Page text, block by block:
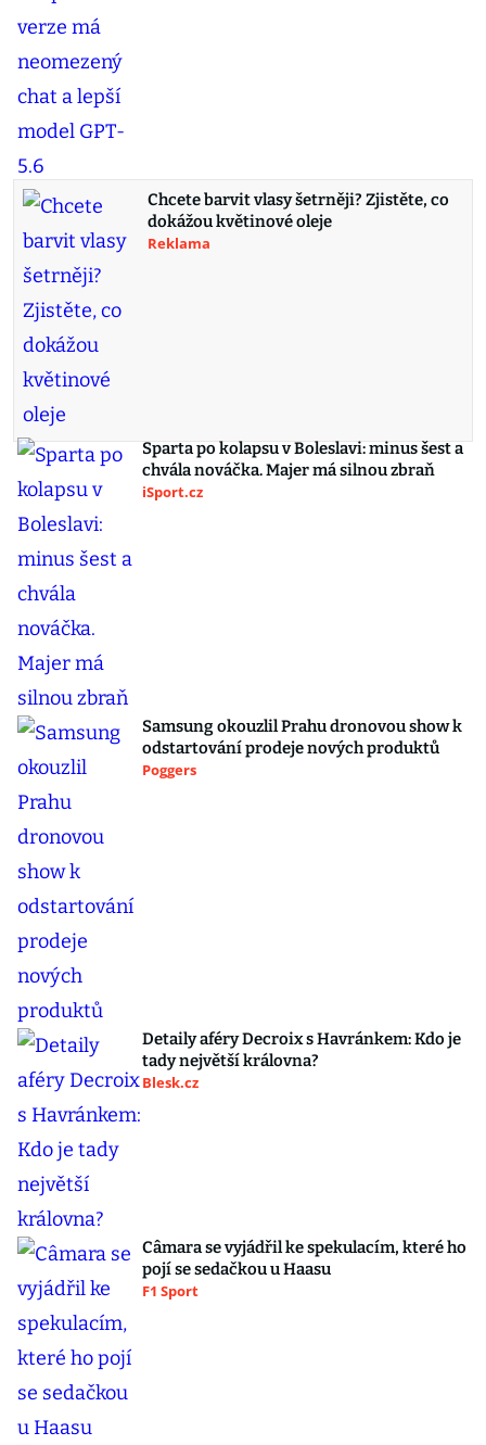
Chcete barvit vlasy šetrněji? Zjistěte, co
dokážou květinové oleje
Reklama
Sparta po kolapsu v Boleslavi: minus šest a
chvála nováčka. Majer má silnou zbraň
iSport.cz
Samsung okouzlil Prahu dronovou show k
odstartování prodeje nových produktů
Poggers
Detaily aféry Decroix s Havránkem: Kdo je
tady největší královna?
Blesk.cz
Câmara se vyjádřil ke spekulacím, které ho
pojí se sedačkou u Haasu
F1 Sport